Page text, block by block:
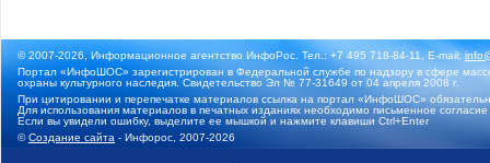
© 2007-2026, Информационное агентство ИнфоРос. Тел.: +7 495 718-84-11, E-mail:
Портал «ИнфоШОС» зарегистрирован в Федеральной службе по надзору в сфере
охраны культурного наследия. Свидетельство Эл № 77-31649 от 04 апреля 2008 г.
При цитировании и перепечатке материалов ссылка на портал «ИнфоШОС»
Для использования материалов в печатных изданиях необходимо письменное
Если вы увидели ошибку, выделите ее мышкой и нажмите клавиши Ctrl+Enter
©Создание сайта - Инфорос, 2007-2026